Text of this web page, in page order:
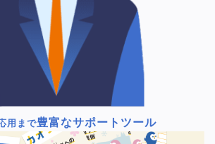
用まで豊富なサポートツール